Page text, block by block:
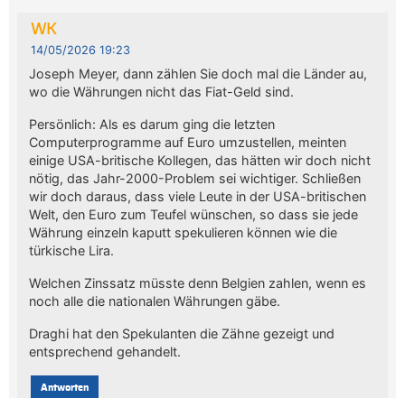
WK
14/05/2026 19:23
Joseph Meyer, dann zählen Sie doch mal die Länder au,
wo die Währungen nicht das Fiat-Geld sind.
Persönlich: Als es darum ging die letzten
Computerprogramme auf Euro umzustellen, meinten
einige USA-britische Kollegen, das hätten wir doch nicht
nötig, das Jahr-2000-Problem sei wichtiger. Schließen
wir doch daraus, dass viele Leute in der USA-britischen
Welt, den Euro zum Teufel wünschen, so dass sie jede
Währung einzeln kaputt spekulieren können wie die
türkische Lira.
Welchen Zinssatz müsste denn Belgien zahlen, wenn es
noch alle die nationalen Währungen gäbe.
Draghi hat den Spekulanten die Zähne gezeigt und
entsprechend gehandelt.
Antworten